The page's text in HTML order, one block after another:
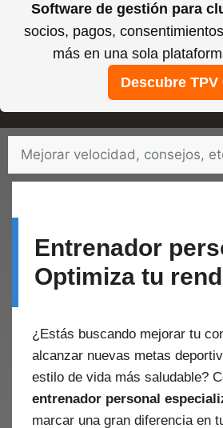
Software de gestión para
socios, pagos,
más en una sola
Descubre TPV
Saltar
contenido
Entrenador
Optimiza tu
¿Estás buscando mejorar tu
alcanzar nuevas metas
estilo de vida más saludable?
entrenador personal
marcar una gran diferencia en